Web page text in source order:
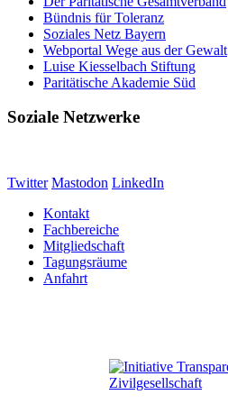
Bündnis für Toleranz
Soziales Netz Bayern
Webportal Wege aus der Gewalt
Luise Kiesselbach Stiftung
Paritätische Akademie Süd
Soziale Netzwerke
Twitter Mastodon LinkedIn
Kontakt
Fachbereiche
Mitgliedschaft
Tagungsräume
Anfahrt